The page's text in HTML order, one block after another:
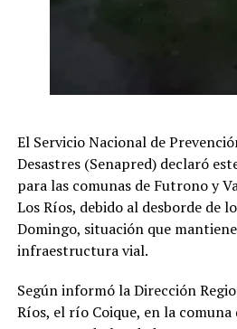
El Servicio Nacional de
Desastres (Senapred) declaró
para las comunas de Futrono y
Los Ríos, debido al desborde de
Domingo, situación que
infraestructura vial.
Según informó la Dirección
Ríos, el río Coique, en la comuna